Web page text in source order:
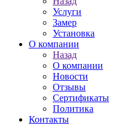
Услуги
Замер
Установка
О компании
Назад
О компании
Новости
Отзывы
Сертификаты
Политика
Контакты